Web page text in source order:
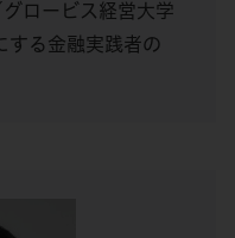
ロービス経営大学
する金融実践者の